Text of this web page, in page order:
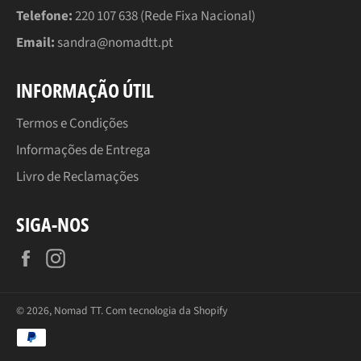
Telefone:220 107 638 (Rede Fixa Nacional)
Email: sandra@nomadtt.pt
INFORMAÇÃO ÚTIL
Termos e Condições
Informações de Entrega
Livro de Reclamações
SIGA-NOS
Facebook
© 2026, Nomad TT.Com tecnologia da Shopify
Métodos
de